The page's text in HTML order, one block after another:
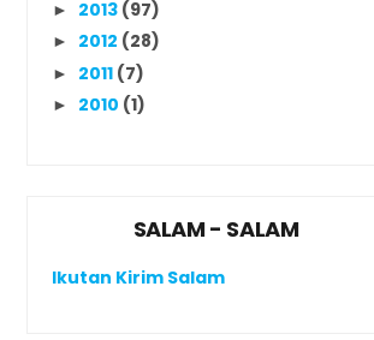
► 2013 (97)
► 2012 (28)
► 2011 (7)
► 2010 (1)
SALAM - SALAM
Ikutan Kirim Salam